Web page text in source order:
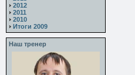
2012
2011
2010
Итоги 2009
Наш тренер